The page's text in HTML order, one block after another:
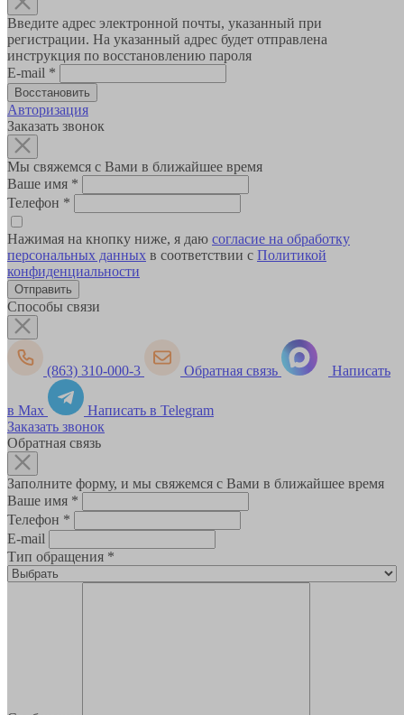
Введите адрес электронной почты, указанный при
регистрации. На указанный адрес будет отправлена
инструкция по восстановлению пароля
E-mail *
Авторизация
Заказать звонок
Мы свяжемся с Вами в ближайшее время
Ваше имя *
Телефон *
Нажимая на кнопку ниже, я даю согласие на обработку
персональных данных в соответствии с Политикой
конфиденциальности
Способы связи
(863) 310-000-3 Обратная связь Написать
в Max
Написать в Telegram
Заказать звонок
Обратная связь
Заполните форму, и мы свяжемся с Вами в ближайшее время
Ваше имя *
Телефон *
E-mail
Тип обращения *